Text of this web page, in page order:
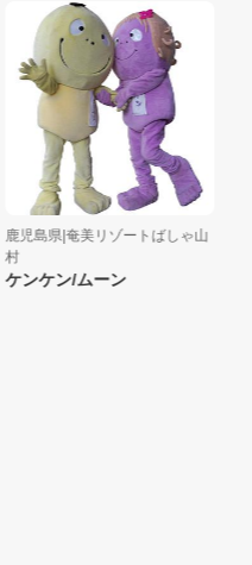
鹿児島県|奄美リゾートばしゃ山
村
ケンケン/ムーン